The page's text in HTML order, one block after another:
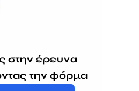
στην έρευνα
την φόρμα